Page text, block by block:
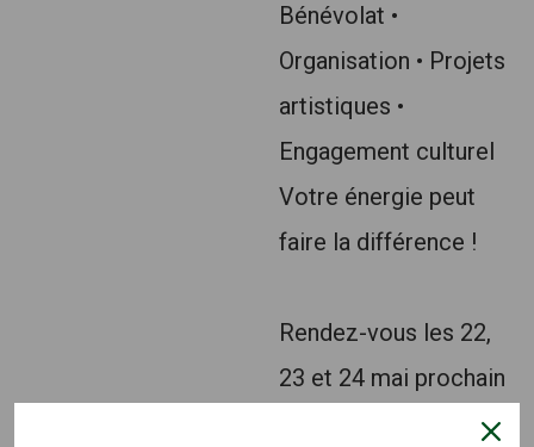
Bénévolat •
Organisation • Projets
artistiques •
Engagement culturel
Votre énergie peut
faire la différence !
Rendez-vous les 22,
23 et 24 mai prochain
pour vivre le Fest’Ylla